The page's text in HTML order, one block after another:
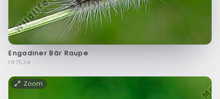
Engadiner Bär Raupe
f87534
Zoom